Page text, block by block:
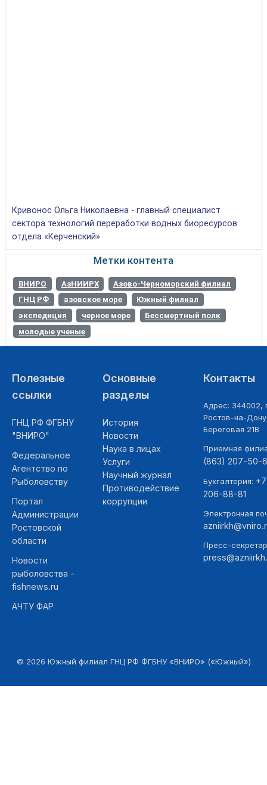
Кривонос Ольга Николаевна - главный специалист
сектора технологий переработки водных биоресурсов
отдела «Керченский»
Метки контента
ВНИРО АзНИИРХ
Азово-Черноморский филиал
ГНЦ РФ
азовское море
Южный филиал
экспедиция
черное море
Бессмертный полк
молодые ученые
Полезные
ссылки
ГНЦ РФ ФГБНУ
"ВНИРО"
Федеральное
Агентство по
Рыболовству
Портал
Администрации
Ростовской
области
Новости
рыболовства -
fishnews.ru
АЧТУ ФАР
Основные
разделы
История
Новости
Наука в лицах
Услуги
Научный журнал
Противодействие
коррупции
Контакты
Адрес: 344002,
Ростов-на-
Береговая 21В
Приемная
(863) 207-50-
Бухгалтерия:
206-88-81
Электронная
Пресс-
© 2026 Южный филиал ГНЦ РФ ФГБНУ «ВНИРО» («Южный»)